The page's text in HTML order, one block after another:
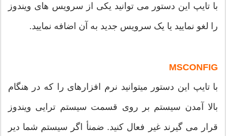
با تایپ این دستور می توانید یکی از سرویس های ویندوز
را لغو نمایید یا یک سرویس جدید به آن اضافه نمایید.
MSCONFIG
با تایپ این دستور میتوانید نرم افزارهای را که در هنگام
بالا آمدن سیستم بر روی قسمت سیستم ترایی ویندوز
قرار می گیرند غیر فعال کنید. ضمنأ اگر سیستم شما دیر